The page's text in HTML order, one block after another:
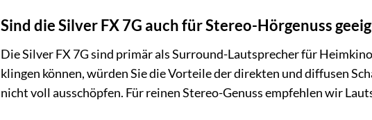
Sind die Silver FX 7G auch für Stereo-Hörgenuss
Die Silver FX 7G sind primär als Surround-Lautsprecher für
klingen können, würden Sie die Vorteile der direkten und diffusen
nicht voll ausschöpfen. Für reinen Stereo-Genuss empfehlen wir